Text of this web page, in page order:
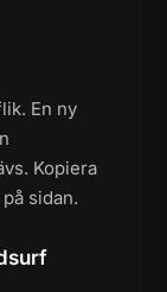
En ny
Kopiera
sidan.